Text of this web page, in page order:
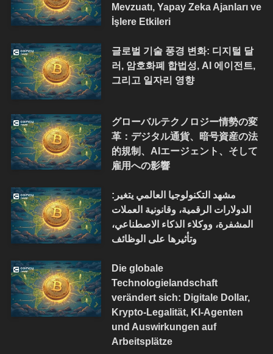
Mevzuatı, Yapay Zeka Ajanları ve
İşlere Etkileri
글로벌 기술 풍경 변화: 디지털 달
러, 암호화폐 합법성, AI 에이전트,
그리고 일자리 영향
グローバルテクノロジー情勢の変
革：デジタル通貨、暗号資産の法
的規制、AIエージェント、そして
雇用への影響
مشهد التكنولوجيا العالمي يتغير:
الدولارات الرقمية، وقانونية العملات
المشفرة، ووكلاء الذكاء الاصطناعي،
وتأثيرها على الوظائف
Die globale
Technologielandschaft
verändert sich: Digitale Dollar,
Krypto-Legalität, KI-Agenten
und Auswirkungen auf
Arbeitsplätze